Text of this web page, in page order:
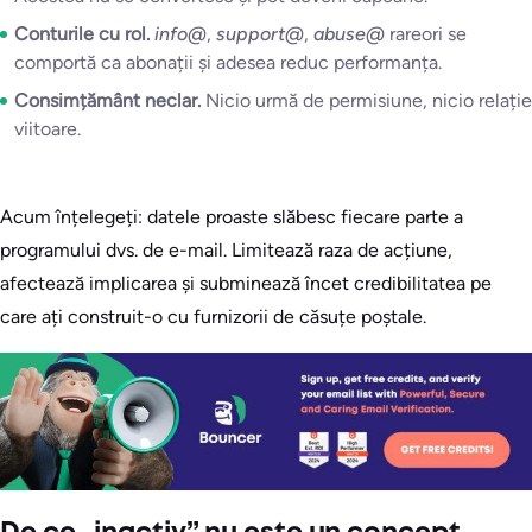
Conturile cu rol. info@, support@, abuse@ rareori se
comportă ca abonații și adesea reduc performanța.
Consimțământ neclar. Nicio urmă de permisiune, nicio relație
viitoare.
Acum înțelegeți: datele proaste slăbesc fiecare parte a
programului dvs. de e-mail. Limitează raza de acțiune,
afectează implicarea și subminează încet credibilitatea pe
care ați construit-o cu furnizorii de căsuțe poștale.